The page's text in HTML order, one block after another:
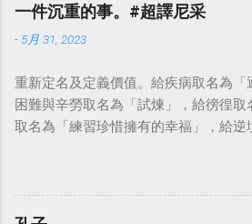
一件沉重的事。#超譯尼采
- 5月 31, 2023
重新定名及定義價值。給疾病取名為「
困難與辛勞取名為「試煉」，給徬徨
取名為「練習珍惜擁有的幸福」，給逆
點看事情，就不會覺得活著是一件沉
華名言 - Chinese Quotes